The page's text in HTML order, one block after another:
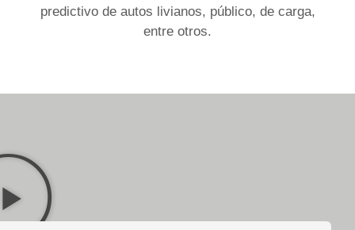
predictivo de autos livianos, público, de carga,
entre otros.